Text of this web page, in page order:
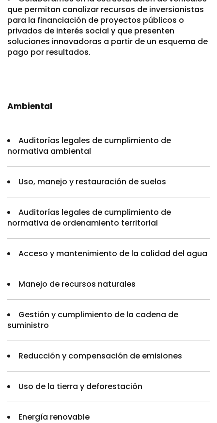
que permitan canalizar recursos de inversionistas
para la financiación de proyectos públicos o
privados de interés social y que presenten
soluciones innovadoras a partir de un esquema de
pago por resultados.
Ambiental
Auditorías legales de cumplimiento de
normativa ambiental
Uso, manejo y restauración de suelos
Auditorías legales de cumplimiento de
normativa de ordenamiento territorial
Acceso y mantenimiento de la calidad del agua
Manejo de recursos naturales
Gestión y cumplimiento de la cadena de
suministro
Reducción y compensación de emisiones
Uso de la tierra y deforestación
Energía renovable